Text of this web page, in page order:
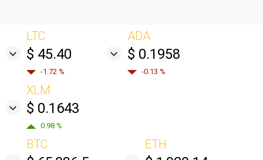
LTC
$ 45.40
-1.72 %
ADA
$ 0.1958
-0.13 %
XLM
$ 0.1643
0.98 %
BTC ETH